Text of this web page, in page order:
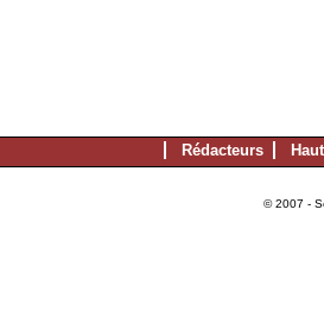
Rédacteurs
© 2007 -